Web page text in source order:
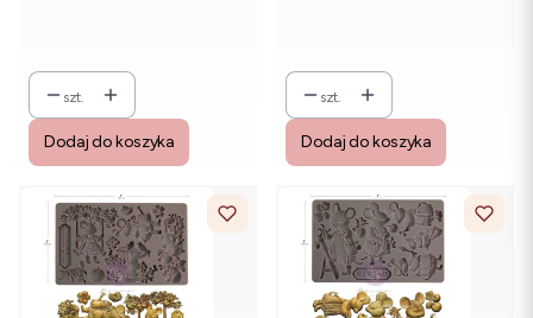
szt.
Dodaj do koszyka
szt.
Dodaj do koszyka